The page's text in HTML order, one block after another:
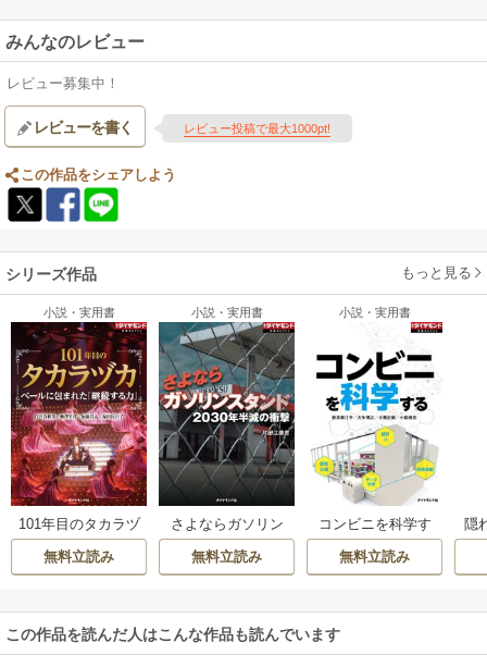
みんなのレビュー
レビュー募集中！
レビューを書く レビュー投稿で最大1000pt!
この作品をシェアしよう
シリーズ作品 もっと見る
小説・実用書
101年目のタカラヅ
カ
無料立読み
小説・実用書
さよならガソリン
スタンド（週刊ダ
イヤモンド特集BO
無料立読み
小説・実用書
コンビニを科学す
る
無料立読み
隠
この作品を読んだ人はこんな作品も読んでいます